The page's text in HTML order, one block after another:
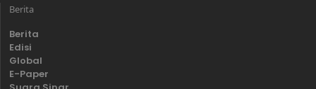
Berita
Berita
Edisi
Global
E-Paper